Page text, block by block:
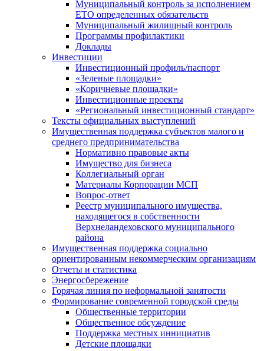
Муниципальный контроль за исполнением
ЕТО определенных обязательств
Муниципальный жилищный контроль
Программы профилактики
Доклады
Инвестиции
Инвестиционный профиль/паспорт
«Зеленые площадки»
«Коричневые площадки»
Инвестиционные проекты
«Региональный инвестиционный стандарт»
Тексты официальных выступлений
Имущественная поддержка субъектов малого и
среднего предпринимательства
Нормативно правовые акты
Имущество для бизнеса
Коллегиальный орган
Материалы Корпорации МСП
Вопрос-ответ
Реестр муниципального имущества,
находящегося в собственности
Верхнеландеховского муниципального
района
Имущественная поддержка социально
ориентированным некоммерческим организациям
Отчеты и статистика
Энергосбережение
Горячая линия по неформальной занятости
Формирование современной городской среды
Общественные территории
Общественное обсуждение
Поддержка местных иннициатив
Детские площадки